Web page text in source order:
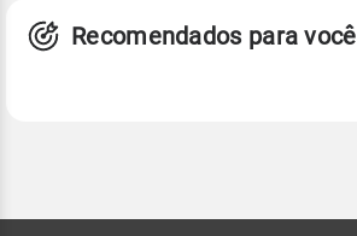
Recomendados para você